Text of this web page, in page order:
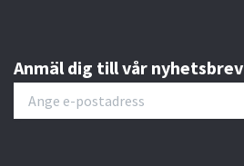
Anmäl dig till vår nyhetsbrev